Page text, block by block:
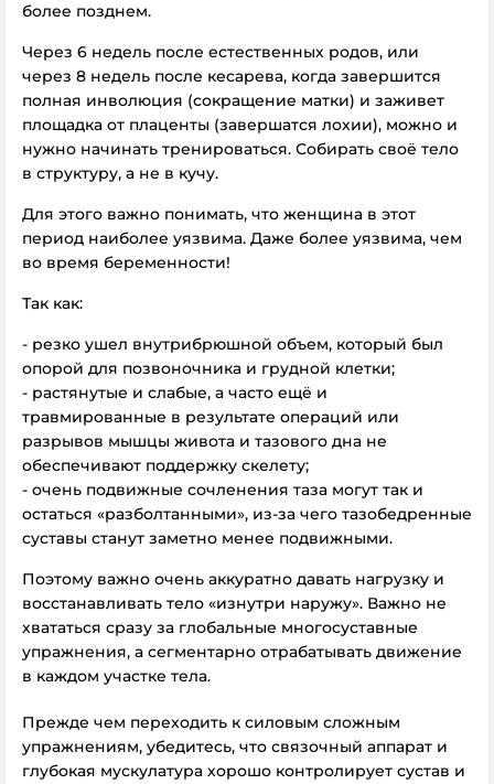
более позднем.
Через 6 недель после естественных родов, или
через 8 недель после кесарева, когда завершится
полная инволюция (сокращение матки) и заживет
площадка от плаценты (завершатся лохии), можно и
нужно начинать тренироваться. Собирать своё тело
в структуру, а не в кучу.
Для этого важно понимать, что женщина в этот
период наиболее уязвима. Даже более уязвима, чем
во время беременности!
Так как:
- резко ушел внутрибрюшной объем, который был
опорой для позвоночника и грудной клетки;
- растянутые и слабые, а часто ещё и
травмированные в результате операций или
разрывов мышцы живота и тазового дна не
обеспечивают поддержку скелету;
- очень подвижные сочленения таза могут так и
остаться «разболтанными», из-за чего тазобедренные
суставы станут заметно менее подвижными.
Поэтому важно очень аккуратно давать нагрузку и
восстанавливать тело «изнутри наружу». Важно не
хвататься сразу за глобальные многосуставные
упражнения, а сегментарно отрабатывать движение
в каждом участке тела.
Прежде чем переходить к силовым сложным
упражнениям, убедитесь, что связочный аппарат и
глубокая мускулатура хорошо контролирует сустав и